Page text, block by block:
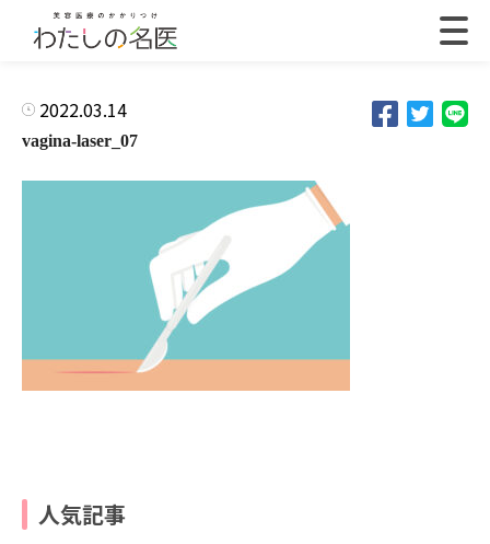
2022.03.14
vagina-laser_07
人気記事